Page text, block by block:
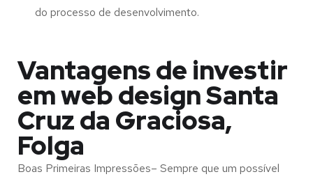
do processo de desenvolvimento.
Vantagens de investir
em web design Santa
Cruz da Graciosa,
Folga
Boas Primeiras Impressões– Sempre que um possível